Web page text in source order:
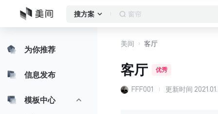
搜方案 作品集
为你推荐
信息发布
模板中心
美间 客厅
客厅 优秀
FFF001 更新时间